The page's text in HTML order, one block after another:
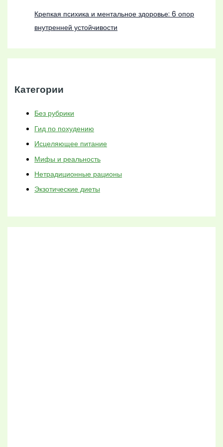
Крепкая психика и ментальное здоровье: 6 опор
внутренней устойчивости
Категории
Без рубрики
Гид по похудению
Исцеляющее питание
Мифы и реальность
Нетрадиционные рационы
Экзотические диеты